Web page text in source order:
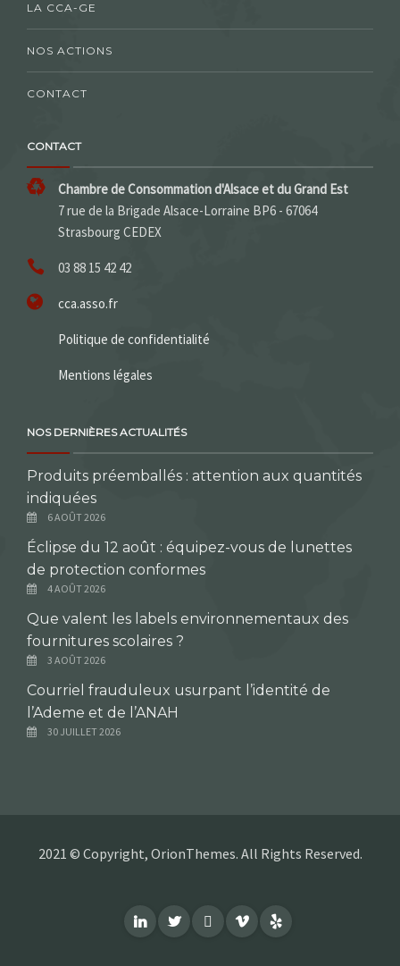
LA CCA-GE
NOS ACTIONS
CONTACT
CONTACT
Chambre de Consommation d'Alsace et du Grand Est
7 rue de la Brigade Alsace-Lorraine BP6 - 67064
Strasbourg CEDEX
03 88 15 42 42
cca.asso.fr
Politique de confidentialité
Mentions légales
NOS DERNIÈRES ACTUALITÉS
Produits préemballés : attention aux quantités
indiquées
6 AOÛT 2026
Éclipse du 12 août : équipez-vous de lunettes
de protection conformes
4 AOÛT 2026
Que valent les labels environnementaux des
fournitures scolaires ?
3 AOÛT 2026
Courriel frauduleux usurpant l’identité de
l’Ademe et de l’ANAH
30 JUILLET 2026
2021 © Copyright, OrionThemes. All Rights Reserved.